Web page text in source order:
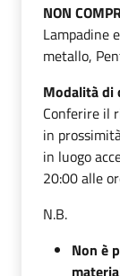
NON
Lampadine
metallo,
Modalità di
Conferire il
in
in luogo
20:00 alle
N.B.
Non è